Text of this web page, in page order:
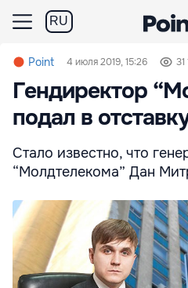
RU
Point 4 июля 2019, 15:26 31
Гендиректор
подал в
Стало известно, что
“Молдтелекома” Дан